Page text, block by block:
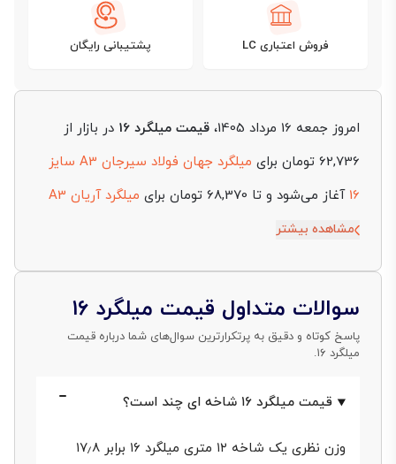
فروش اعتباری LC پشتیبانی رایگان
امروز جمعه 16 مرداد 1405، قیمت میلگرد 16
در بازار از
62,736 تومان برای
میلگرد جهان فولاد سیرجان A3 سایز
16 آغاز می‌شود و تا 68,370 تومان برای
میلگرد آریان A3
سایز 16
ادامه دارد. ارقام نمایش‌داده‌شده بر پایه قیمت هر
با تغییرات لحظه‌ای بازار، موجودی کارخانه‌ها و شرایط
عرضه به‌روزرسانی می‌شوند تا تصویر دقیقی از بازه واقعی
خرید در اختیار شما قرار بگیرد.
قیمت میلگرد 16 معمولا تحت تاثیر عواملی مثل کارخانه
تولیدکننده، گرید محصول، نوع آج، وزن استاندارد شاخه،
مشاهده بیشتر
سوالات متداول قیمت میلگرد ۱۶
پاسخ کوتاه و دقیق به پرتکرارترین سوال‌های شما درباره قیمت
میلگرد ۱۶.
قیمت میلگرد ۱۶ شاخه ای چند است؟
وزن نظری یک شاخه ۱۲ متری میلگرد ۱۶ برابر ۱۷٫۸